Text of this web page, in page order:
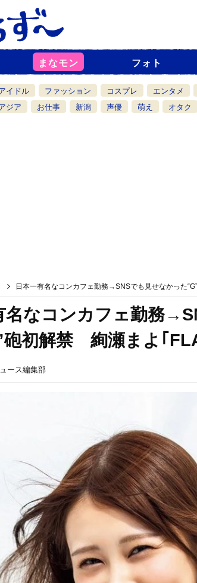
まなモン フォト
イドル ファッション コスプレ エンタメ
ジア
お仕事 新潟 声優 萌え オタク
日本一有名なコンカフェ勤務→SNSでも見せなかった
名なコンカフェ勤務
砲初解禁 絢瀬まよ｢
ース編集部